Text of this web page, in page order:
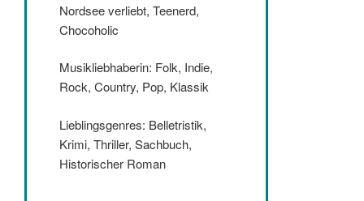
Nordsee verliebt, Teenerd,
Chocoholic
Musikliebhaberin: Folk, Indie,
Rock, Country, Pop, Klassik
Lieblingsgenres: Belletristik,
Krimi, Thriller, Sachbuch,
Historischer Roman